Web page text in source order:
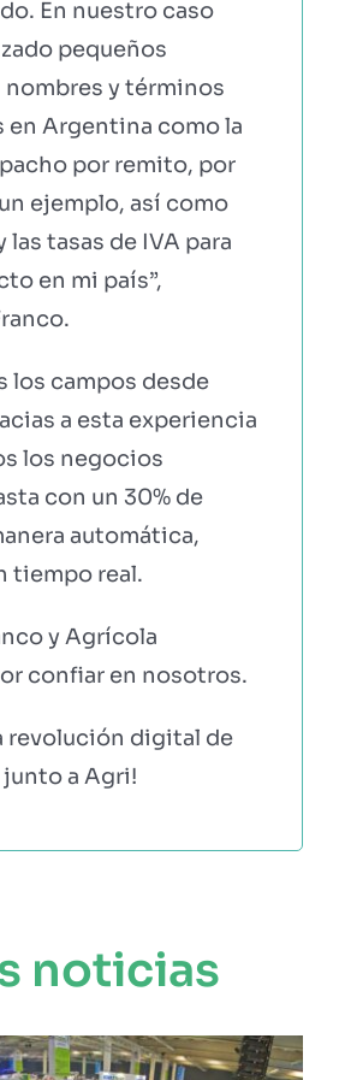
En nuestro caso
pequeños
nombres y términos
en Argentina como la
por remito, por
ejemplo, así como
las tasas de IVA para
en mi país”,
los campos desde
a esta experiencia
los negocios
con un 30% de
automática,
tiempo real.
y Agrícola
confiar en nosotros.
revolución digital de
a Agri!
noticias